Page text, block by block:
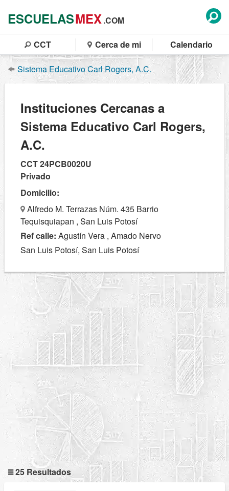
ESCUELASMEX.COM
CCT Cerca de mi Calendario
Sistema Educativo Carl Rogers, A.C.
Instituciones Cercanas a
Sistema Educativo Carl Rogers,
A.C.
CCT 24PCB0020U
Privado
Domicilio:
Alfredo M. Terrazas Núm. 435 Barrio
Tequisquiapan , San Luis Potosí
Ref calle: Agustín Vera , Amado Nervo
San Luis Potosí, San Luis Potosí
25 Resultados